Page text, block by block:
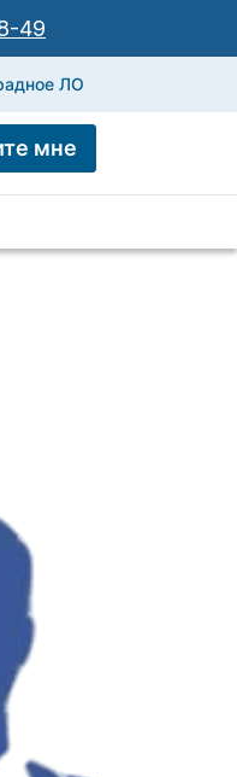
49
ЛО
мне